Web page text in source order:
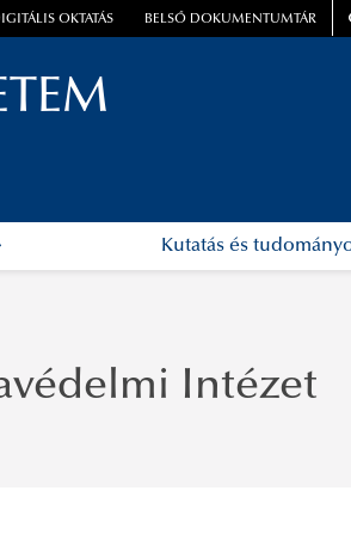
OKTATÁS BELSŐ DOKUMENTUMTÁR
Kutatás és
Intézet